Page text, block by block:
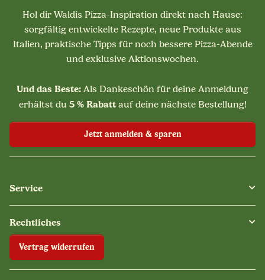
Hol dir Waldis Pizza-Inspiration direkt nach Hause:
sorgfältig entwickelte Rezepte, neue Produkte aus
Italien, praktische Tipps für noch bessere Pizza-Abende
und exklusive Aktionswochen.
Und das Beste: Als Dankeschön für deine Anmeldung
erhältst du 5 % Rabattauf deine nächste Bestellung!
Jetzt anmelden & sparen
Service
Rechtliches
Vertrag widerrufen